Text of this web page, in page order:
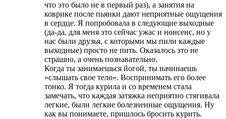
что это было не в первый раз), а занятия на
коврике после пьянки дают неприятные ощущения
в сердце. Я попробовала в следующие выходные
(да-да, для меня это сейчас ужас и нонсенс, но у
нас были друзья, с которыми мы пили каждые
выходные) просто не пить. Оказалось это не
страшно, а очень познавательно.
Когда ты занимаешься йогой, ты начинаешь
«слышать свое тело». Воспринимать его более
тонко. Я тогда курила и со временем стала
замечать, что каждая затяжка неприятно стягивала
легкие, были легкие болезненные ощущения. Ну
как вы понимаете, пришлось бросить курить.